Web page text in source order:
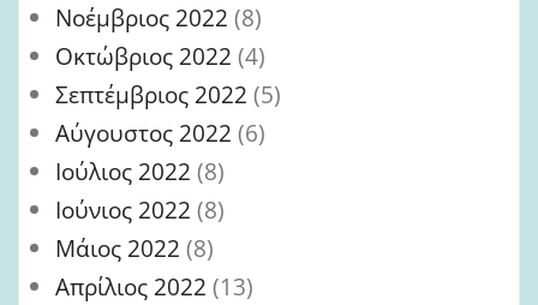
Νοέμβριος 2022 (8)
Οκτώβριος 2022 (4)
Σεπτέμβριος 2022 (5)
Αύγουστος 2022 (6)
Ιούλιος 2022 (8)
Ιούνιος 2022 (8)
Μάιος 2022 (8)
Απρίλιος 2022 (13)